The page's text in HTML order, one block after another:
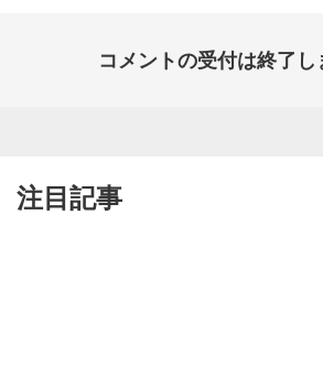
コメントの受付は終了し
注目記事